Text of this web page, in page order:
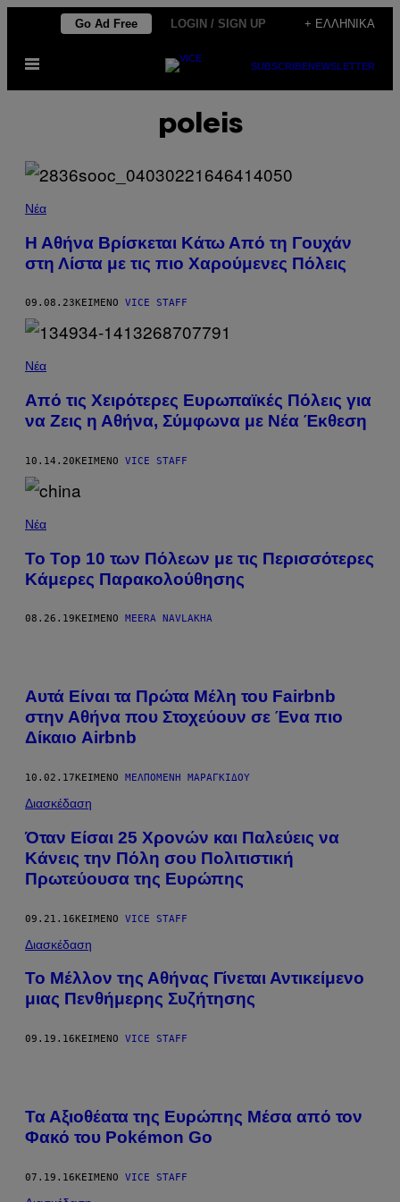
Μετάβαση
περιεχόμενο
Go Ad Free LOGIN / SIGN UP + ΕΛΛΗΝΙΚΆ
Ανοίξτε
μενού
SUBSCRIBENEWSLETTER
poleis
Νέα
Η Αθήνα Βρίσκεται Κάτω Από τη Γουχάν
στη Λίστα με τις πιο Χαρούμενες Πόλεις
09.08.23 ΚΕΊΜΕΝΟ VICE STAFF
Νέα
Από τις Χειρότερες Ευρωπαϊκές Πόλεις για
να Ζεις η Αθήνα, Σύμφωνα με Νέα Έκθεση
10.14.20ΚΕΊΜΕΝΟ VICE STAFF
Νέα
Το Top 10 των Πόλεων με τις Περισσότερες
Κάμερες Παρακολούθησης
08.26.19 ΚΕΊΜΕΝΟ MEERA NAVLAKHA
Αυτά Είναι τα Πρώτα Μέλη του Fairbnb
στην Αθήνα που Στοχεύουν σε Ένα πιο
Δίκαιο Airbnb
10.02.17ΚΕΊΜΕΝΟ ΜΕΛΠΟΜΈΝΗ ΜΑΡΑΓΚΊΔΟΥ
Διασκέδαση
Όταν Είσαι 25 Χρονών και Παλεύεις να
Κάνεις την Πόλη σου Πολιτιστική
Πρωτεύουσα της Ευρώπης
09.21.16ΚΕΊΜΕΝΟ VICE STAFF
Διασκέδαση
Το Μέλλον της Αθήνας Γίνεται Αντικείμενο
μιας Πενθήμερης Συζήτησης
09.19.16 ΚΕΊΜΕΝΟ VICE STAFF
Τα Αξιοθέατα της Ευρώπης Mέσα από τον
Φακό του Pokémon Go
07.19.16ΚΕΊΜΕΝΟ VICE STAFF